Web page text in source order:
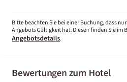
Bitte beachten Sie bei einer Buchung, dass
Angebots Gültigkeit hat. Diesen finden Sie im
Angebotsdetails.
Bewertungen zum Hotel